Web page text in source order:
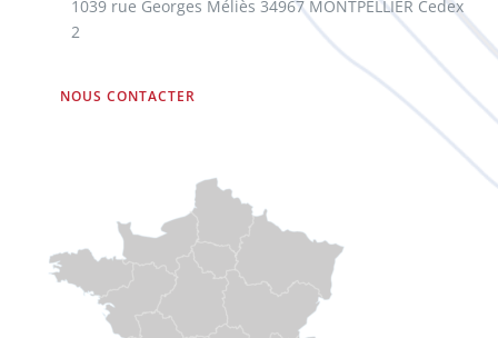
1039 rue Georges Méliès 34967 MONTPELLIER Cedex
2
NOUS CONTACTER